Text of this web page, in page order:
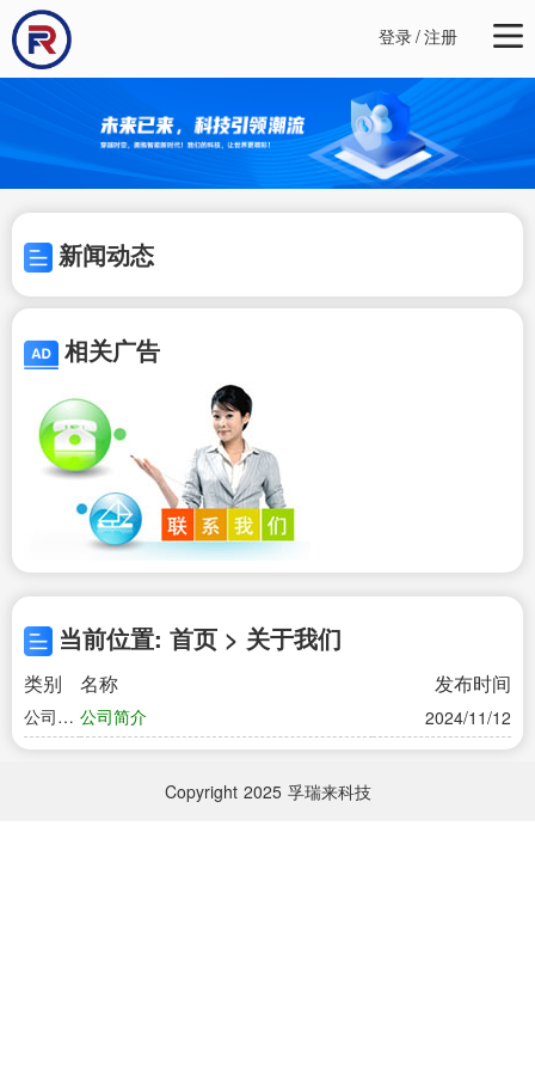
登录/注册
新闻动态
相关广告
当前位置: 首页 > 关于我们
类别 名称 发布时间
公司简
介
公司简介 2024/11/12
Copyright 2025 孚瑞来科技